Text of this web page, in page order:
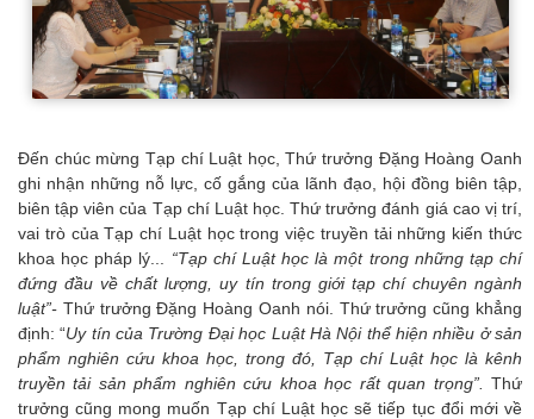
Đến chúc mừng Tạp chí Luật học, Thứ trưởng Đặng Hoàng Oanh
ghi nhận những nỗ lực, cố gắng của lãnh đạo, hội đồng biên tập,
biên tập viên của Tạp chí Luật học. Thứ trưởng đánh giá cao vị trí,
vai trò của Tạp chí Luật học trong việc truyền tải những kiến thức
khoa học pháp lý... “Tạp chí Luật học là một trong những tạp chí
đứng đầu về chất lượng, uy tín trong giới tạp chí chuyên ngành
luật”- Thứ trưởng Đặng Hoàng Oanh nói. Thứ trưởng cũng khẳng
định: “Uy tín của Trường Đại học Luật Hà Nội thể hiện nhiều ở sản
phẩm nghiên cứu khoa học, trong đó, Tạp chí Luật học là kênh
truyền tải sản phẩm nghiên cứu khoa học rất quan trọng”. Thứ
trưởng cũng mong muốn Tạp chí Luật học sẽ tiếp tục đổi mới về